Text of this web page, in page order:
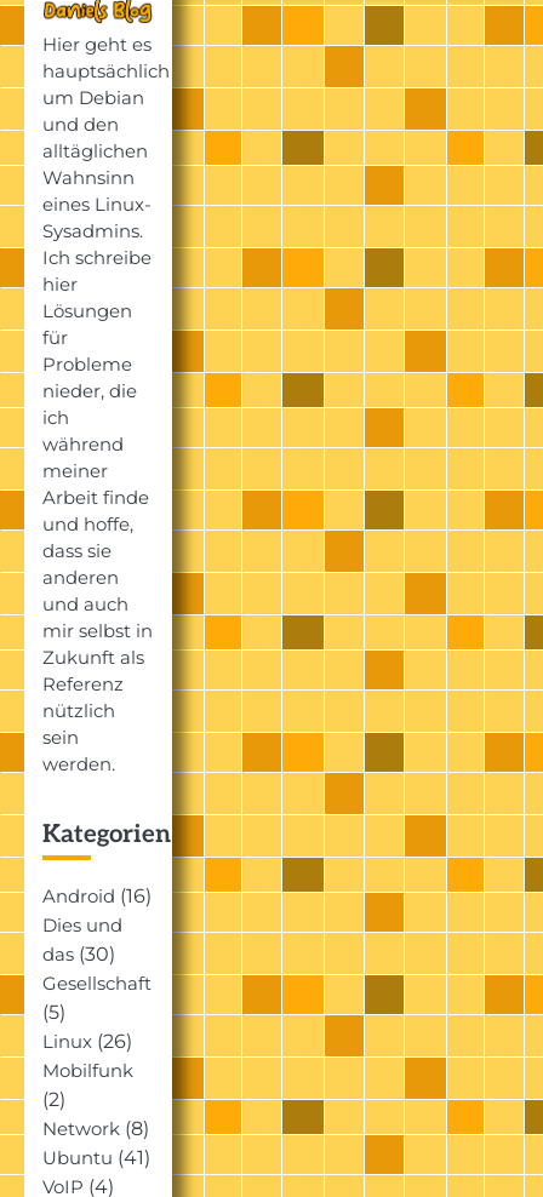
Hier geht es
hauptsächlich
um Debian
und den
alltäglichen
Wahnsinn
eines Linux-
Sysadmins.
Ich schreibe
hier
Lösungen
für
Probleme
nieder, die
ich
während
meiner
Arbeit finde
und hoffe,
dass sie
anderen
und auch
mir selbst in
Zukunft als
Referenz
nützlich
sein
werden.
Kategorien
Android (16)
Dies und
das (30)
Gesellschaft
(5)
Linux (26)
Mobilfunk
(2)
Network (8)
Ubuntu (41)
VoIP (4)